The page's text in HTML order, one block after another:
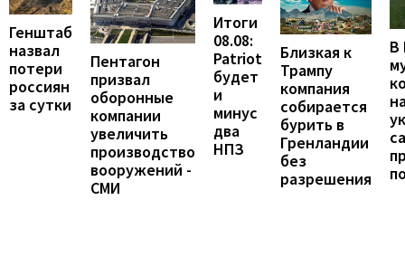
Генштаб
назвал
потери
россиян
за сутки
Пентагон
призвал
оборонные
компании
увеличить
производство
вооружений -
СМИ
Итоги
08.08:
Patriot
будет
и
минус
два
НПЗ
Близкая к
Трампу
компания
собирается
бурить в
Гренландии
без
разрешения
В